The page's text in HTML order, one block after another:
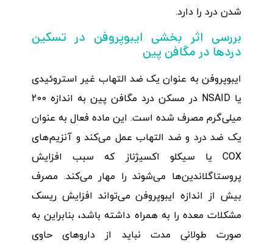
شدن درد را دارد.
بررسی اثر بخشی ایبوپروفن در تسکین
دردها در مگافن پین
ایبوپروفن به عنوان یک ضد التهاب غیر استروئیدی
یا NSAID در مسکن درد مگافن پین به اندازه 200
میلی‌گرم مصرف شده است. این ماده فعال به عنوان
یک ضد درد و ضد التهاب عمل می‌کند و آنزیم‌های
COX یا سیکلو اکسیژناز که سبب افزایش
پروستاگلاندین‌ها می‌شوند را مهار می‌کند. مصرف
بیش از اندازه ایبوپروفن می‌تواند افزایش ریسک
مشکلات معده را به همراه داشته باشد، بنابراین به
صورت طولانی مدت نباید از داروهای حاوی